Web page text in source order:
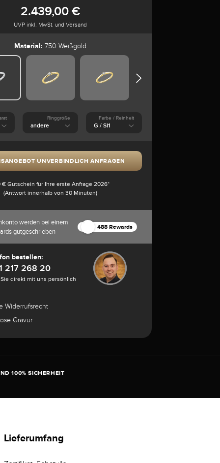
2.439,00 €
UVP inkl. MwSt. und Versand
Material: 750 Weißgold
Ringgröße Farbe / Reinheit
UNVERBINDLICH ANFRAGEN
€ Gutschein für Ihre erste Anfrage 2026*
(Antwort innerhalb von 30 Minuten)
werden bei einem
gutgeschrieben
488 Rewards
bestellen:
217 268 20
direkt mit uns persönlich
Widerrufsrecht
Gravur
100% SICHERHEIT
Lieferumfang